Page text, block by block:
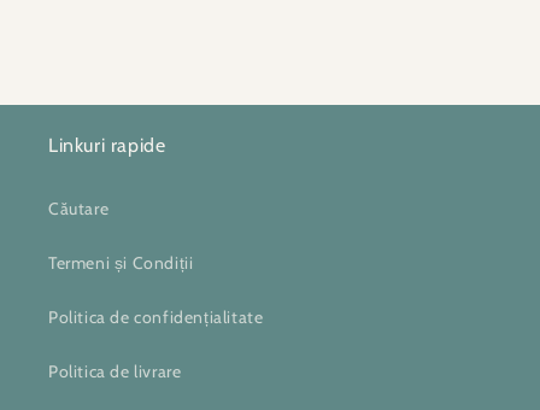
Linkuri rapide
Căutare
Termeni și Condiții
Politica de confidențialitate
Politica de livrare